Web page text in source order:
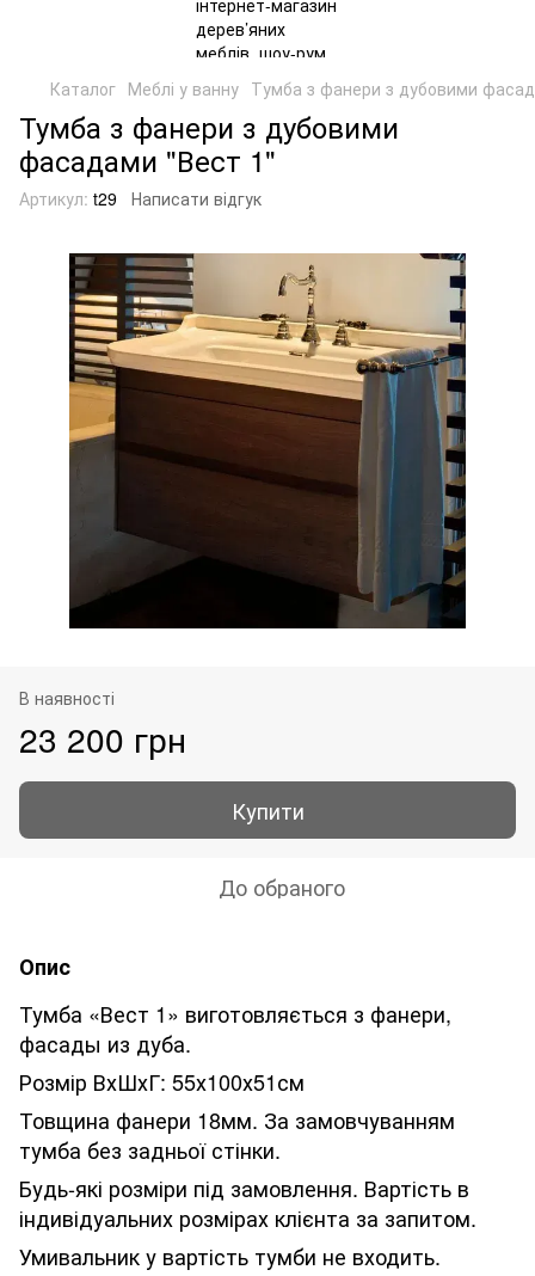
Каталог Меблі у ванну Тумба з фанери з дубовими
Тумба з фанери з дубовими
фасадами "Вест 1"
Артикул: t29 Написати відгук
В наявності
23 200 грн
Купити
До обраного
Опис
Тумба «Вест 1» виготовляється з фанери,
фасады из дуба.
Розмір ВхШхГ: 55х100х51см
Товщина фанери 18мм. За замовчуванням
тумба без задньої стінки.
Будь-які розміри під замовлення. Вартість в
індивідуальних розмірах клієнта за запитом.
Умивальник у вартість тумби не входить.